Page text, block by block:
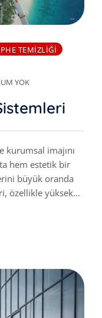
TEMIZLIĞI
YOK
kurumsal imajını
hem estetik bir
büyük oranda
özellikle yüksek…